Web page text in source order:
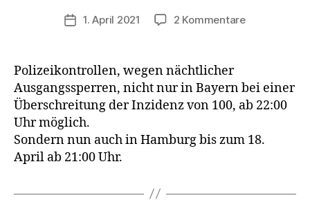
Veröffentlichungsdatum
1. April 2021 2 Kommentarezu
ich
mich
bei
Polizeikontrollen, wegen nächtlicher
Ausgangssperren, nicht nur in Bayern bei einer
Überschreitung der Inzidenz von 100, ab 22:00
Uhr möglich.
Sondern nun auch in Hamburg bis zum 18.
April ab 21:00 Uhr.